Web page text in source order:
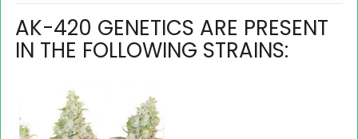
AK-420 GENETICS ARE PRESENT
IN THE FOLLOWING STRAINS: